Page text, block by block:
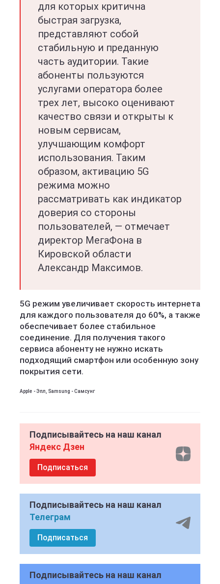
для которых критична
быстрая загрузка,
представляют собой
стабильную и преданную
часть аудитории. Такие
абоненты пользуются
услугами оператора более
трех лет, высоко оценивают
качество связи и открыты к
новым сервисам,
улучшающим комфорт
использования. Таким
образом, активацию 5G
режима можно
рассматривать как индикатор
доверия со стороны
пользователей, — отмечает
директор МегаФона в
Кировской области
Александр Максимов.
5G режим увеличивает скорость интернета
для каждого пользователя до 60%, а также
обеспечивает более стабильное
соединение. Для получения такого
сервиса абоненту не нужно искать
подходящий смартфон или особенную зону
покрытия сети.
Apple - Эпл, Samsung - Самсунг
Подписывайтесь на наш канал
Яндекс Дзен
Подписаться
Подписывайтесь на наш канал
Телеграм
Подписаться
Подписывайтесь на наш канал